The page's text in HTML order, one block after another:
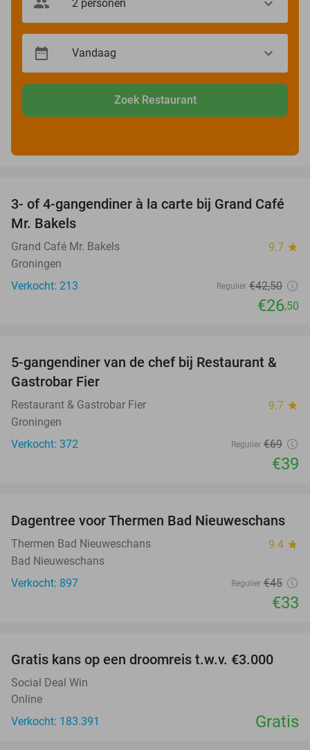
Zoek Restaurant
38%
3- of 4-gangendiner à la carte bij Grand Café
Mr. Bakels
Grand Café Mr. Bakels 9.7 star
Groningen
Verkocht: 213
Regulier €42,50
€26,50
43%
5-gangendiner van de chef bij Restaurant &
Gastrobar Fier
Restaurant & Gastrobar Fier 9.7 star
Groningen
Verkocht: 372
Regulier €69
€39
27%
Dagentree voor Thermen Bad Nieuweschans
Thermen Bad Nieuweschans 9.4 star
Bad Nieuweschans
Verkocht: 897
Regulier €45
€33
Gratis kans op een droomreis t.w.v. €3.000
Social Deal Win
Online
Verkocht: 183.391
Gratis